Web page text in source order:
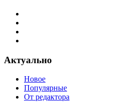
Актуально
Новое
Популярные
От редактора